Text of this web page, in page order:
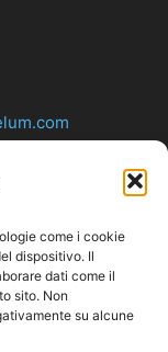
come i cookie
dispositivo. Il
dati come il
sito. Non
su alcune